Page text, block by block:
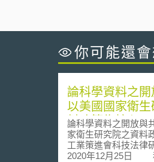
你可能還
論科學資料之
以美國國家衛
料政策為核心
論科學資料之開放與
家衛生研究院之資料政
工業策進會科技法律
2020年12月25日 科學研究以提升